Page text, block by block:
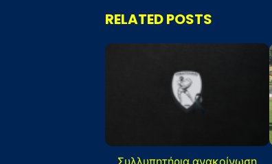
RELATED POSTS